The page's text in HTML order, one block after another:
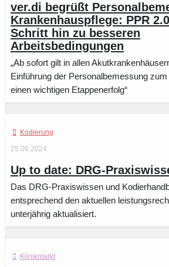
ver.di begrüßt
Krankenhauspflege: PPR
Schritt hin zu besseren
Arbeitsbedingungen
„Ab sofort gilt in allen
Einführung der Personalbemessung
einen wichtigen Etappenerfolg“
Kodierung
25.06.2024
Up to date: DRG-
Das DRG-Praxiswissen und
entsprechend den aktuellen
unterjährig aktualisiert.
Klinikmarkt